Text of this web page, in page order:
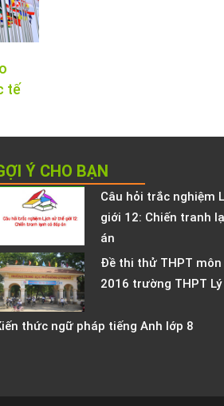
tế
Ý CHO BẠN
Câu hỏi trắc nghiệm
giới 12: Chiến tranh
án
Đề thi thử THPT môn
2016 trường THPT
thức ngữ pháp tiếng Anh lớp 8